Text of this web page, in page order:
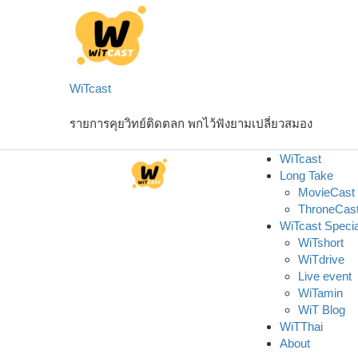
WiTcast
รายการคุยวิทย์ติดตลก พกไว้ฟังยามเปลี่ยวสมอง
WiTcast
Long Take
MovieCast
WiTcast
WiTshort
WiTdrive
Live event
WiTamin
WiT Blog
WiTThai
About